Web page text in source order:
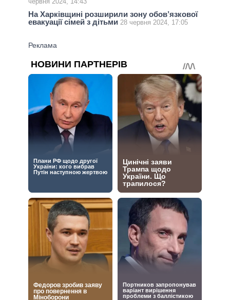
На Харківщині розширили зону обов’язкової
евакуації сімей з дітьми 28 червня 2024, 17:05